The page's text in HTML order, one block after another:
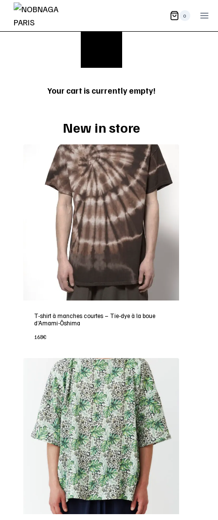
Aller
contenu
0
Your cart is currently empty!
New in store
T-shirt à manches courtes – Tie-dye à la boue
d’Amami-Ōshima
168€